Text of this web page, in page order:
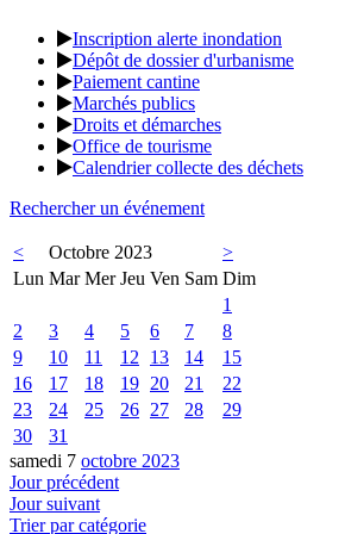
Inscription alerte inondation
Dépôt de dossier d'urbanisme
Paiement cantine
Marchés publics
Droits et démarches
Office de tourisme
Calendrier collecte des déchets
Rechercher un événement
< Octobre 2023
>
Lun Mar Mer Jeu Ven Sam Dim
1
2
3 4 5 6 7
8
9
10 11 12 13 14
15
16
17 18 19 20 21
22
23
24 25 26 27 28
29
30
31
samedi 7 octobre 2023
Jour précédent
Jour suivant
Trier par catégorie